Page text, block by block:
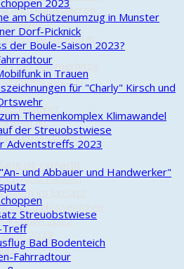
kontrollieren
zu Besuch in
bei Sommerhitze
2023 in
Ausfahrt
als
unterwegs
und Pannen
im Einsatz
nach Hösseringen
2022
2022
2023
am Schützenumzug in Munster
Dorf-Picknick
der Boule-Saison 2023?
in Trauen
für "Charly" Kirsch und
Themenkomplex Klimawandel
der Streuobstwiese
Adventstreffs 2023
und Abbauer und Handwerker"
Streuobstwiese
Treff
Bad Bodenteich
Fahrradtour